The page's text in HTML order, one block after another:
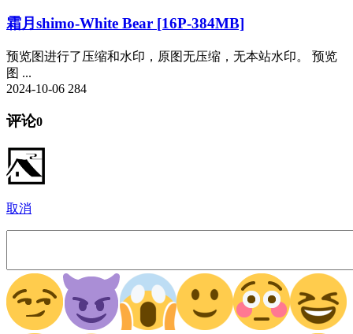
霜月shimo-White Bear [16P-384MB]
预览图进行了压缩和水印，原图无压缩，无本站水印。 预览
图 ...
2024-10-06 284
评论0
取消